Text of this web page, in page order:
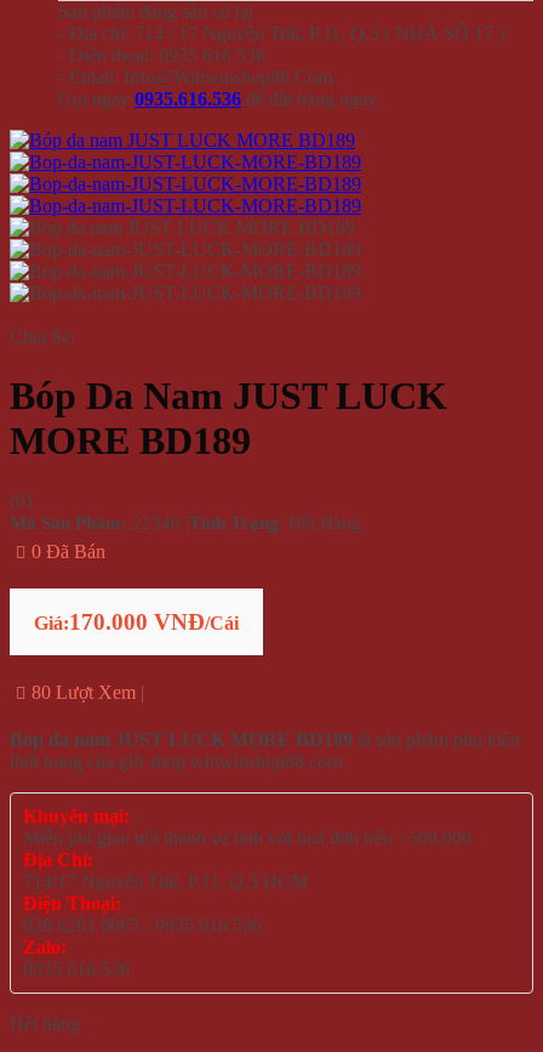
Sản phẩm đang sẵn có tại
- Địa chỉ: 714 / 17 Nguyễn Trãi, P.11, Q.5 ( NHÀ SỐ 17 )
- Điện thoại: 0935 616 536
- Email: Info@Winwinshop88.Com
Gọi ngay 0935.616.536 để đặt hàng ngay.
Chia Sẻ:
Bóp Da Nam JUST LUCK
MORE BD189
(0)
Mã Sản Phẩm: 22340 |Tình Trạng: Hết Hàng
0 Đã Bán
Giá:170.000 VNĐ/Cái
80 Lượt Xem
Bóp da nam JUST LUCK MORE BD189 là sản phẩm phụ kiện
thời trang của gift shop winwinshop88.com
Khuyến mại:
Miễn phí giao nội thành và tỉnh với hoá đơn trên >500.000
Địa Chỉ:
714/17 Nguyễn Trãi, P.11, Q.5 HCM
Điện Thoại:
028 6261 0065 - 0935 616 536
Zalo:
0935 616 536
Hết hàng